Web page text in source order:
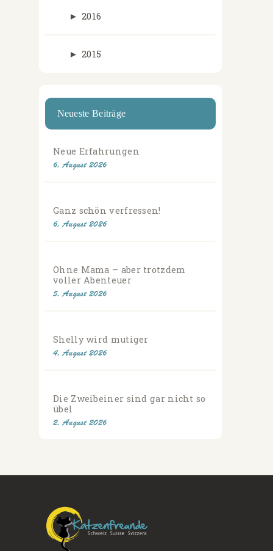
► 2016
► 2015
Neueste Beiträge
Neue Erfahrungen
6. August 2026
Ganz schön verfressen!
6. August 2026
Ohne Mama – aber trotzdem
voller Abenteuer
5. August 2026
Shelly wird mutiger
4. August 2026
Die Zweibeiner sind gar nicht so
übel
2. August 2026